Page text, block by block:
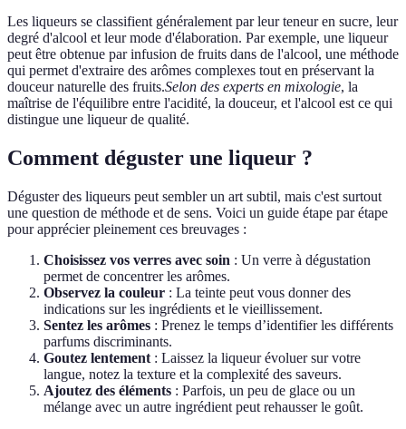
Les liqueurs se classifient généralement par leur teneur en sucre, leur
degré d'alcool et leur mode d'élaboration. Par exemple, une liqueur
peut être obtenue par infusion de fruits dans de l'alcool, une méthode
qui permet d'extraire des arômes complexes tout en préservant la
douceur naturelle des fruits.Selon des experts en mixologie, la
maîtrise de l'équilibre entre l'acidité, la douceur, et l'alcool est ce qui
distingue une liqueur de qualité.
Comment déguster une liqueur ?
Déguster des liqueurs peut sembler un art subtil, mais c'est surtout
une question de méthode et de sens. Voici un guide étape par étape
pour apprécier pleinement ces breuvages :
Choisissez vos verres avec soin : Un verre à dégustation
permet de concentrer les arômes.
Observez la couleur : La teinte peut vous donner des
indications sur les ingrédients et le vieillissement.
Sentez les arômes : Prenez le temps d’identifier les différents
parfums discriminants.
Goutez lentement : Laissez la liqueur évoluer sur votre
langue, notez la texture et la complexité des saveurs.
Ajoutez des éléments : Parfois, un peu de glace ou un
mélange avec un autre ingrédient peut rehausser le goût.